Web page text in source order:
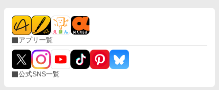
アプリ一覧
公式SNS一覧